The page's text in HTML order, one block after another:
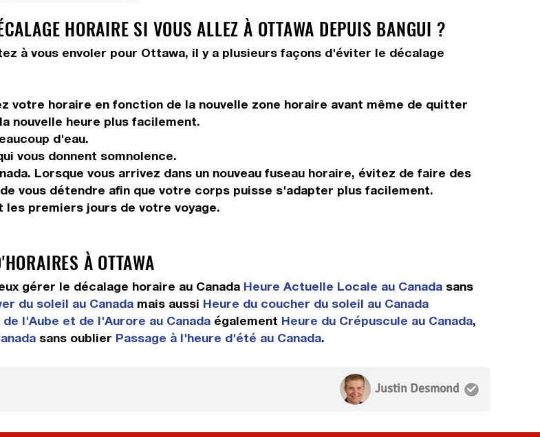
HORAIRE SI VOUS ALLEZ À OTTAWA DEPUIS BANGUI ?
à vous envoler pour Ottawa, il y a plusieurs façons d'éviter le décalage
votre horaire en fonction de la nouvelle zone horaire avant même de quitter
nouvelle heure plus facilement.
d'eau.
vous donnent somnolence.
Lorsque vous arrivez dans un nouveau fuseau horaire, évitez de faire des
vous détendre afin que votre corps puisse s'adapter plus facilement.
premiers jours de votre voyage.
À OTTAWA
gérer le décalage horaire au Canada Heure Actuelle Locale au Canada sans
du soleil au Canada mais aussi Heure du coucher du soleil au Canada
de l'Aube et de l'Aurore au Canada également Heure du Crépuscule au Canada,
sans oublier Passage à l'heure d'été au Canada.
Justin Desmond